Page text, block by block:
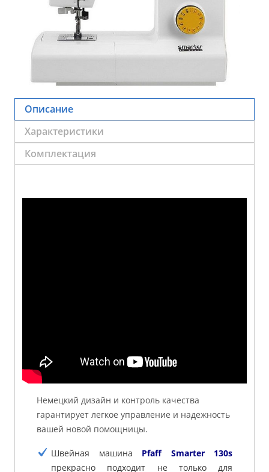
Описание
Характеристики
Комплектация
Немецкий дизайн и контроль качества
гарантирует легкое управление и надежность
вашей новой помощницы.
Швейная машина
Pfaff Smarter 130s
прекрасно подходит не только для